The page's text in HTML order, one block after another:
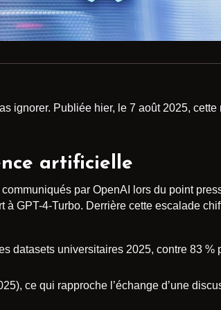
ignorer. Publiée hier, le 7 août 2025, cette
artificielle
par OpenAI lors du point
à GPT-4-Turbo. Derrière cette escalade
datasets universitaires 2025, contre 83 %
ce qui rapproche l’échange d’une